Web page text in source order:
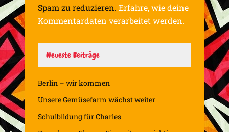
Spam zu reduzieren. Erfahre, wie deine
Kommentardaten verarbeitet werden.
Neueste Beiträge
Berlin – wir kommen
Unsere Gemüsefarm wächst weiter
Schulbildung für Charles